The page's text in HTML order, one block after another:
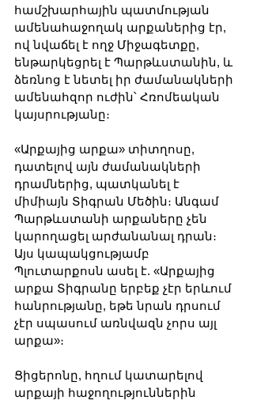
համշխարհային պատմության
ամենահաջողակ արքաներից էր,
ով նվաճել է ողջ Միջագետքը,
ենթարկեցրել է Պարթևստանին, և
ձեռնոց է նետել իր ժամանակների
ամենահզոր ուժին՝ Հռոմեական
կայսրությանը։
«Արքայից արքա» տիտղոսը,
դատելով այն ժամանակների
դրամներից, պատկանել է
միմիայն Տիգրան Մեծին։ Անգամ
Պարթևստանի արքաները չեն
կարողացել արժանանալ դրան։
Այս կապակցությամբ
Պլուտարքոսն ասել է. «Արքայից
արքա Տիգրանը երբեք չէր երևում
հանրությանը, եթե նրան դրսում
չէր սպասում առնվազն չորս այլ
արքա»։
Ցիցերոնը, հղում կատարելով
արքայի հաջողություններին